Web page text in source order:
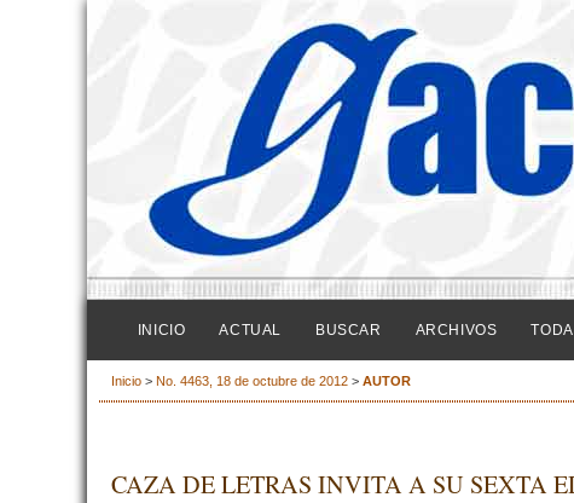
INICIO ACTUAL BUSCAR ARCHIVOS
Inicio > No. 4463, 18 de octubre de 2012 > AUTOR
CAZA DE LETRAS INVITA A SU SEXTA